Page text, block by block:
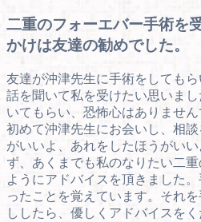
二重のフォーエバー手術を
かけは友達の勧めでした。
友達が沖津先生に手術をしても
話を聞いて私を受けたい思いま
いてもらい、恐怖心はありませ
初めて沖津先生にお会いし、相
がいいよ、あれをしたほうがい
ず、あくまでも私のなりたい二
ようにアドバイスを頂きました
ったことを覚えています。それ
ししたら、優しくアドバイスを